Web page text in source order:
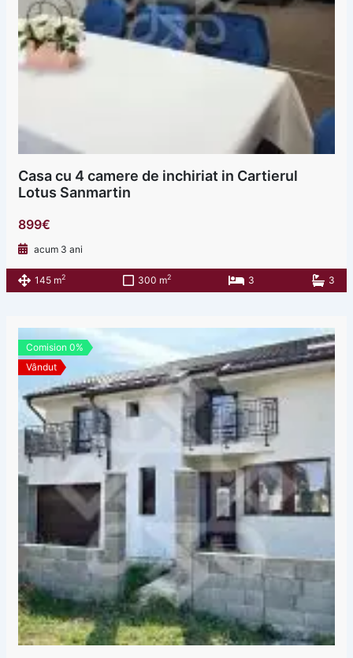
Casa cu 4 camere de inchiriat in Cartierul
Lotus Sanmartin
899€
acum 3 ani
145 m2 300 m2 3 3
Comision 0%
Vândut